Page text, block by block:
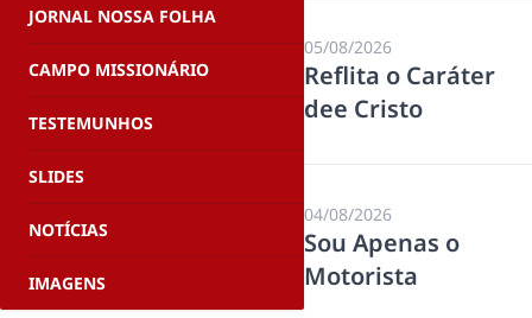
JORNAL NOSSA FOLHA
CAMPO MISSIONÁRIO
TESTEMUNHOS
SLIDES
NOTÍCIAS
IMAGENS
05/08/2026
Reflita o Caráter
dee Cristo
04/08/2026
Sou Apenas o
Motorista